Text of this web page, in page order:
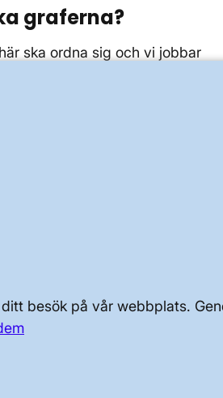
besök på vår webbplats.
graferna?
ska ordna sig och vi jobbar